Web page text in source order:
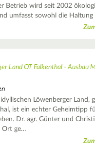
Betrieb wird seit 2002
umfasst sowohl die
Land OT Falkenthal - Ausbau
Löwenberger Land,
ist ein echter Geheimtipp
Dr. agr. Günter und
Ort ge…